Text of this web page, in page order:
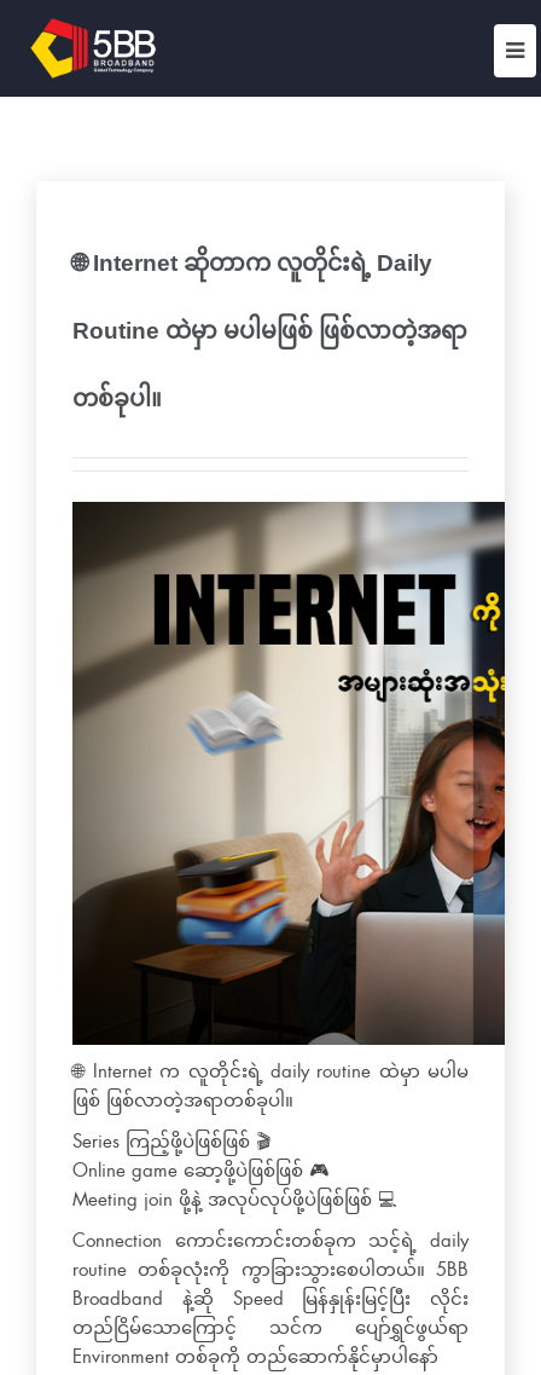
🌐 Internet ဆိုတာက လူတိုင်းရဲ့ Daily
Routine ထဲမှာ မပါမဖြစ် ဖြစ်လာတဲ့အရာ
တစ်ခုပါ။
🌐 Internet က လူတိုင်းရဲ့ daily routine ထဲမှာ မပါမ
ဖြစ် ဖြစ်လာတဲ့အရာတစ်ခုပါ။
Series ကြည့်ဖို့ပဲဖြစ်ဖြစ် 🎬
Online game ဆော့ဖို့ပဲဖြစ်ဖြစ် 🎮
Meeting join ဖို့နဲ့ အလုပ်လုပ်ဖို့ပဲဖြစ်ဖြစ် 💻
Connection ကောင်းကောင်းတစ်ခုက သင့်ရဲ့ daily
routine တစ်ခုလုံးကို ကွာခြားသွားစေပါတယ်။ 5BB
Broadband နဲ့ဆို Speed မြန်နှုန်းမြင့်ပြီး လိုင်း
တည်ငြိမ်သောကြောင့် သင်က ပျော်ရွှင်ဖွယ်ရာ
Environment တစ်ခုကို တည်ဆောက်နိုင်မှာပါနော်